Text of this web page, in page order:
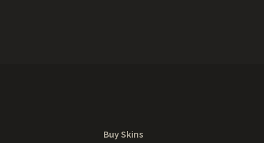
Buy Skins